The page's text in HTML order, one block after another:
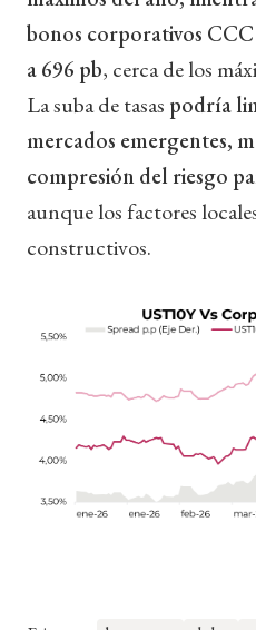
bonos corporativos
a 696 pb, cerca de los
La suba de tasas podría
mercados emergentes,
compresión del riesgo
aunque los factores
constructivos.